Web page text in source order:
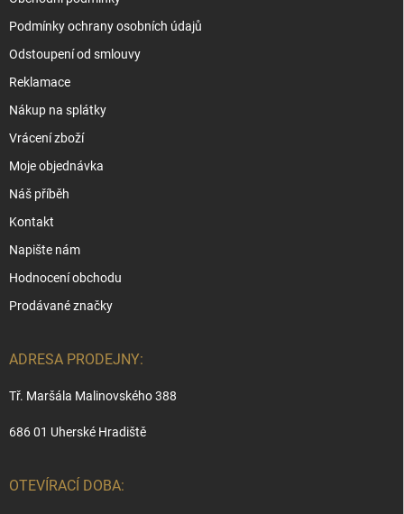
Podmínky ochrany osobních údajů
Odstoupení od smlouvy
Reklamace
Nákup na splátky
Vrácení zboží
Moje objednávka
Náš příběh
Kontakt
Napište nám
Hodnocení obchodu
Prodávané značky
ADRESA PRODEJNY:
Tř. Maršála Malinovského 388
686 01 Uherské Hradiště
OTEVÍRACÍ DOBA: